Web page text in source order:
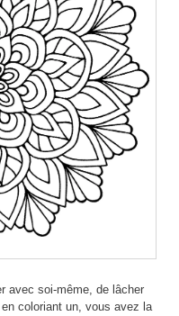
avec soi-même, de lâcher
coloriant un, vous avez la